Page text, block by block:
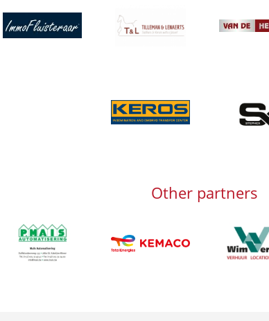
Afbeelding
Afbeelding
Afbeelding
Afbeelding
Afbeelding
Other partners
Afbeelding
Afbeelding
Afbeelding